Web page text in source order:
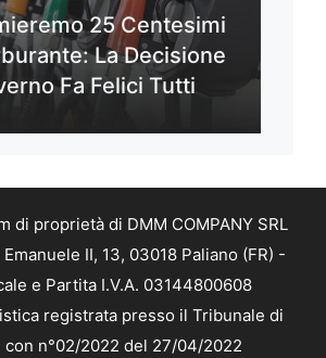
25 Centesimi
La Decisione
Fa Felici Tutti
di proprietà di DMM COMPANY SRL
II, 13, 03018 Paliano (FR) -
e Partita I.V.A. 03144800608
registrata presso il Tribunale di
con n°02/2022 del 27/04/2022